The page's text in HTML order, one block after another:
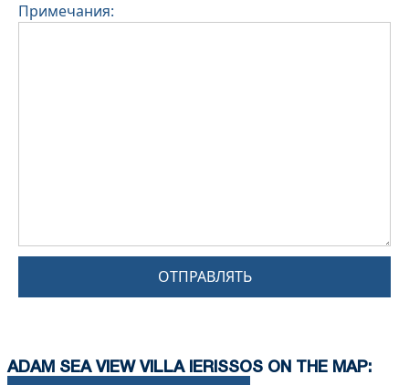
Примечания:
ОТПРАВЛЯТЬ
ADAM SEA VIEW VILLA IERISSOS ON THE MAP: